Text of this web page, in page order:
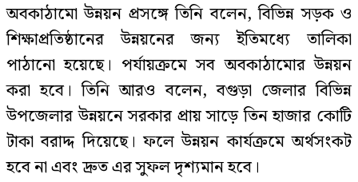
অবকাঠামো উন্নয়ন প্রসঙ্গে তিনি বলেন, বিভিন্ন সড়ক ও
শিক্ষাপ্রতিষ্ঠানের উন্নয়নের জন্য ইতিমধ্যে তালিকা
পাঠানো হয়েছে। পর্যায়ক্রমে সব অবকাঠামোর উন্নয়ন
করা হবে। তিনি আরও বলেন, বগুড়া জেলার বিভিন্ন
উপজেলার উন্নয়নে সরকার প্রায় সাড়ে তিন হাজার কোটি
টাকা বরাদ্দ দিয়েছে। ফলে উন্নয়ন কার্যক্রমে অর্থসংকট
হবে না এবং দ্রুত এর সুফল দৃশ্যমান হবে।